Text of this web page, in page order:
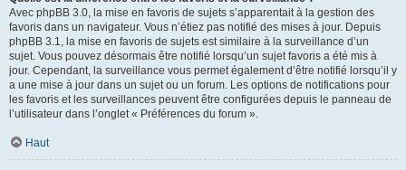
Avec phpBB 3.0, la mise en favoris de sujets s’apparentait à la gestion des
favoris dans un navigateur. Vous n’étiez pas notifié des mises à jour. Depuis
phpBB 3.1, la mise en favoris de sujets est similaire à la surveillance d’un
sujet. Vous pouvez désormais être notifié lorsqu’un sujet favoris a été mis à
jour. Cependant, la surveillance vous permet également d’être notifié lorsqu’il y
a une mise à jour dans un sujet ou un forum. Les options de notifications pour
les favoris et les surveillances peuvent être configurées depuis le panneau de
l’utilisateur dans l’onglet « Préférences du forum ».
Haut